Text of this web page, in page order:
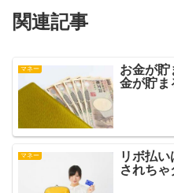
関連記事
マネー
お金が貯
金が貯ま
マネー
リボ払
されちゃ